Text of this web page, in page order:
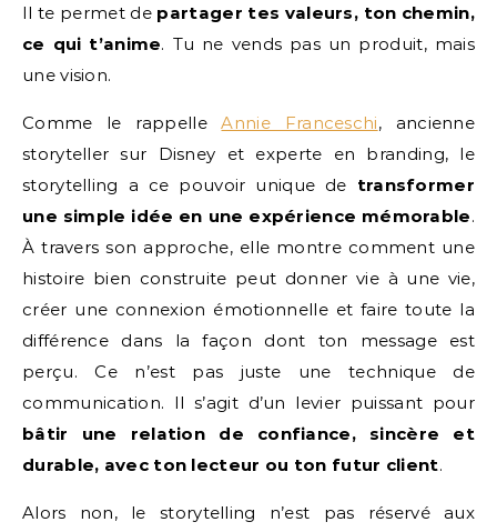
Il te permet de partager tes valeurs, ton chemin,
ce qui t’anime. Tu ne vends pas un produit, mais
une vision.
Comme le rappelleAnnie Franceschi, ancienne
storyteller sur Disney et experte en branding, le
storytelling a ce pouvoir unique de transformer
une simple idée en une expérience mémorable.
À travers son approche, elle montre comment une
histoire bien construite peut donner vie à une vie,
créer une connexion émotionnelle et faire toute la
différence dans la façon dont ton message est
perçu. Ce n’est pas juste une technique de
communication. Il s’agit d’un levier puissant pour
bâtir une relation de confiance, sincère et
durable, avec ton lecteur ou ton futur client.
Alors non, le storytelling n’est pas réservé aux